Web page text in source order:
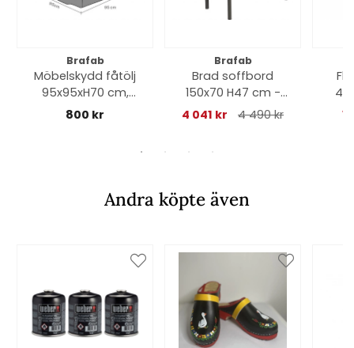
Brafab
Möbelskydd fåtölj
95x95xH70 cm,
andas - svart
800 kr
Brafab
Brad soffbord
150x70 H47 cm -
flera färger
4 041 kr 4 490 kr
Andra köpte även